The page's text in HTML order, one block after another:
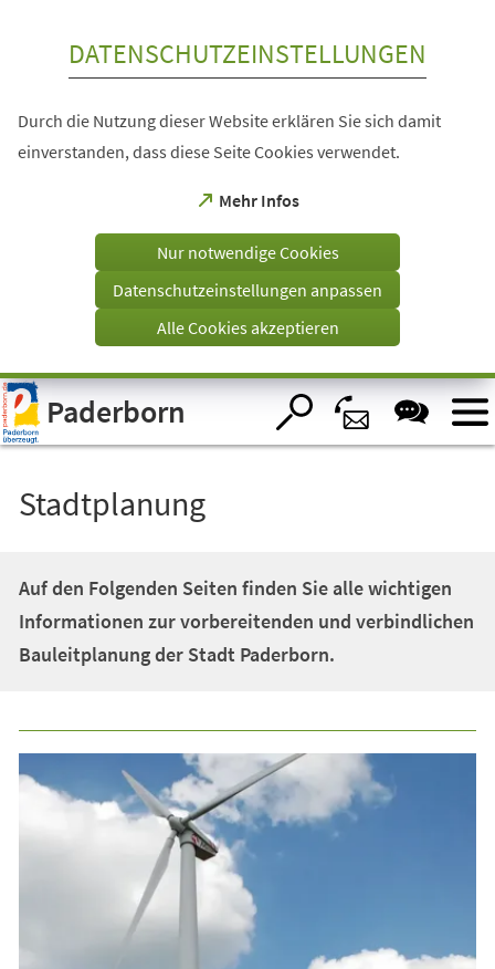
Visuelle
Assistenzsoftware
öffnen.
DATENSCHUTZEINSTELLUNGEN
Durch die Nutzung dieser Website erklären Sie sich damit
einverstanden, dass diese Seite Cookies verwendet.
Mehr Infos
(Öffnet
einem
Tab)
Nur notwendige Cookies
Datenschutzeinstellungen anpassen
Alle Cookies akzeptieren
Paderborn
Stadtplanung
Auf den Folgenden Seiten finden Sie alle wichtigen
Informationen zur vorbereitenden und verbindlichen
Bauleitplanung der Stadt Paderborn.